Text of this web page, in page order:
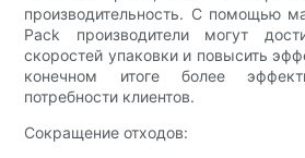
производительность. С помощью
Pack производители могут
скоростей упаковки и повысить
конечном итоге более
потребности клиентов.
Сокращение отходов: